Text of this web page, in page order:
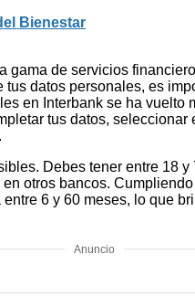
Bienestar
de servicios
datos personales, es
en Interbank se ha
tus datos,
Debes tener entre 18
otros bancos.
6 y 60 meses, lo que
Anuncio